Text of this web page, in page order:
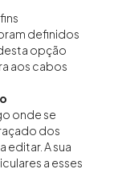
definidos
opção
aos cabos
onde se
dos
editar. A sua
a esses